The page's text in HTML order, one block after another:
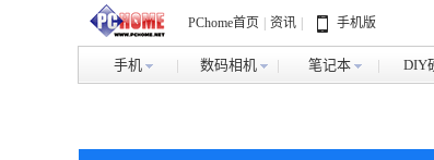
PChome首页 资讯 手机版
手机 数码相机 笔记本 DIY